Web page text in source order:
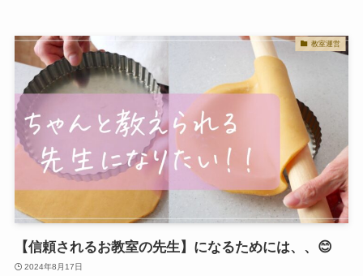
教室運営
【信頼されるお教室の先生】になるためには、、😊
2024年8月17日